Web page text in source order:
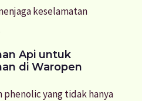
keselamatan
Api untuk
di Waropen
phenolic yang tidak hanya